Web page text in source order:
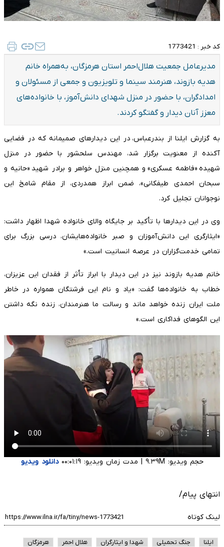
کد خبر : 1773421
مدیرعامل جمعیت هلال‌احمر استان هرمزگان، به‌همراه خانم
هدیه بازوند، هنرمند سینما و تلویزیون و جمعی از مسئولان و
امدادگران، با حضور در منزل شهدای دانش‌آموز، با خانواده‌های
معزز آنان دیدار و گفتگو کردند.
به گزارش ایلنا از بندرعباس، در این دیدارهای صمیمانه که در فضایی
آکنده از معنویت برگزار شد، مهندس سلحشور با حضور در منزل
شهیده «فاطمه عسکری» و همچنین منزل خواهر و برادر شهید «حانیه و
سبحان احمدی طیفکانی»، ضمن ابراز همدردی، از مقام شامخ این
نوجوانان تجلیل کرد.
وی در این دیدارها با تأکید بر جایگاه والای خانواده شهدا اظهار داشت:
«ایثارگری این دانش‌آموزان و صبر خانواده‌هایشان، درسی بزرگ برای
تمامی خدمت‌گزاران در عرصه انسانیت است.»
خانم هدیه بازوند نیز در این دیدار با ابراز تأثر از فقدان این عزیزان،
خطاب به خانواده‌ها گفت: «یاد و نام این فرشتگان همواره در خاطر
ملت ایران زنده خواهد ماند و رسالت ما هنرمندان، زنده نگه داشتن
این الگوهای فداکاری است.»
حجم ویدیو: ۹.۳۹M مدت زمان ویدیو: ۰۰:۰۱:۱۹ دانلود ویدیو
انتهای پیام/
لینک کوتاه
ایلنا جنگ تحمیلی شهدا و ایثارگران هلال احمر هرمزگان